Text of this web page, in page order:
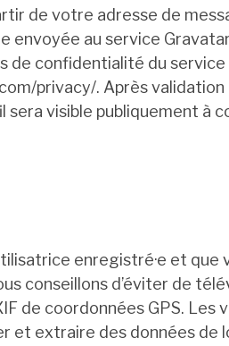
de votre adresse de
envoyée au service
de confidentialité du
privacy/. Après
visible publiquement à
enregistré·e et que
conseillons d’éviter de
de coordonnées GPS. Les
et extraire des données de